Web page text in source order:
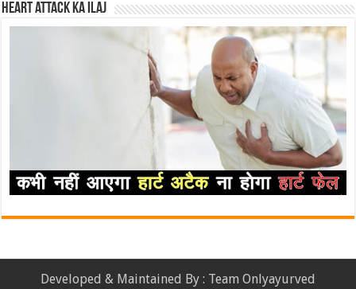
Heart attack ka ilaj
Developed & Maintained By : Team Onlyayurved